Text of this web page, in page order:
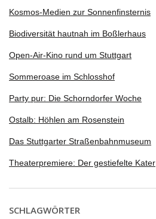
Kosmos-Medien zur Sonnenfinsternis
Biodiversität hautnah im Boßlerhaus
Open-Air-Kino rund um Stuttgart
Sommeroase im Schlosshof
Party pur: Die Schorndorfer Woche
Ostalb: Höhlen am Rosenstein
Das Stuttgarter Straßenbahnmuseum
Theaterpremiere: Der gestiefelte Kater
SCHLAGWÖRTER